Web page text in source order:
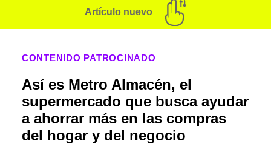
Artículo nuevo
CONTENIDO PATROCINADO
Así es Metro Almacén, el
supermercado que busca ayudar
a ahorrar más en las compras
del hogar y del negocio